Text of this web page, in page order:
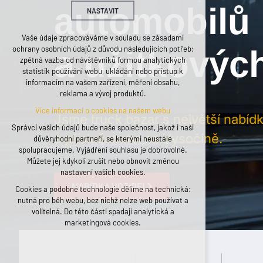
automobilů
a
Jsme truck bazar s největší
a příslušenství na Vysočině.
NABÍDKA VOZIDEL
NASTAVIT
Technická cookies
nutná pro provozování webu
udržení kontextu stránek (session): případná
přihlášení, volby jazyka, apod.
Volitelná cookies
analytická pro anonymizované vyhodnocení
návštěvnosti
marketingová cookies (Google, Seznam,
Facebook)
Více informací o cookies na našem webu
PŘIJMOUT VŠECHNY COOKIES
ODMÍTNOUT VOLITELNÁ
Vaše údaje zpracováváme v souladu se zásadami
ochrany osobních údajů z důvodu následujících potřeb:
zpětná vazba od návštěvníků formou analytických
statistik používání webu, ukládání nebo přístup k
informacím na vašem zařízení, měření obsahu,
reklama a vývoj produktů.
Více informací o cookies na našem webu
Správci vašich údajů bude naše společnost, jakož i naši
důvěryhodní partneři, se kterými neustále
spolupracujeme. Vyjádření souhlasu je dobrovolné.
Můžete jej kdykoli zrušit nebo obnovit změnou
nastavení vašich cookies.
Cookies a podobné technologie dělíme na technická:
nutná pro běh webu, bez nichž nelze web používat a
volitelná. Do této části spadají analytická a
marketingová cookies.